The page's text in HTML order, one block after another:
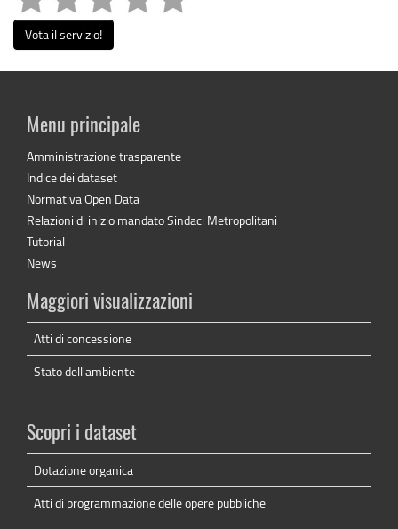
Vota il servizio!
Menu principale
Amministrazione trasparente
Indice dei dataset
Normativa Open Data
Relazioni di inizio mandato Sindaci Metropolitani
Tutorial
News
Maggiori visualizzazioni
Atti di concessione
Stato dell'ambiente
Scopri i dataset
Dotazione organica
Atti di programmazione delle opere pubbliche